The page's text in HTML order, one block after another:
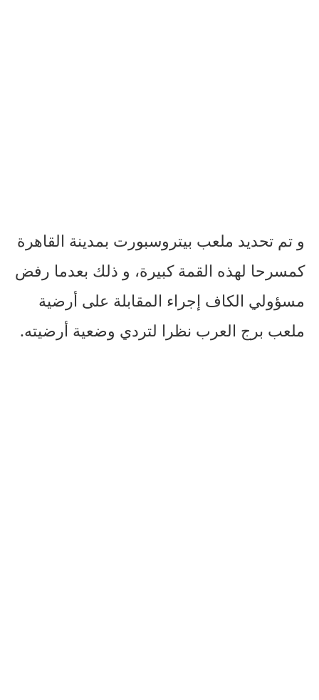
و تم تحديد ملعب بيتروسبورت بمدينة القاهرة
كمسرحا لهذه القمة كبيرة، و ذلك بعدما رفض
مسؤولي الكاف إجراء المقابلة على أرضية
ملعب برج العرب نظرا لتردي وضعية أرضيته.